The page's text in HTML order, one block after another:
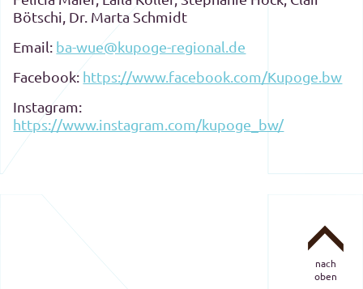
Bötschi, Dr. Marta Schmidt
Email: ba-wue@kupoge-regional.de
Facebook: https://www.facebook.com/Kupoge.bw
Instagram:
https://www.instagram.com/kupoge_bw/
nach
oben